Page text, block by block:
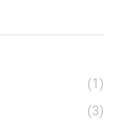
(1)
(3)